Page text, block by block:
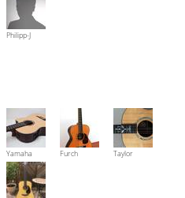
Philipp-J
Yamaha
NCX 900 R
Furch
Taylor